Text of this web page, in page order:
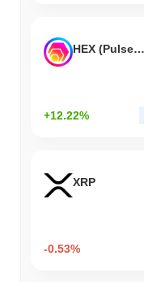
HEX (Pulsechain)
+12.22%
XRP
-0.53%